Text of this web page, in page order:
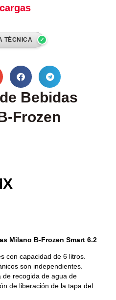
Bebidas
Frozen
Milano B-Frozen Smart 6.2
con capacidad de 6 litros.
son independientes.
de recogida de agua de
de liberación de la tapa del